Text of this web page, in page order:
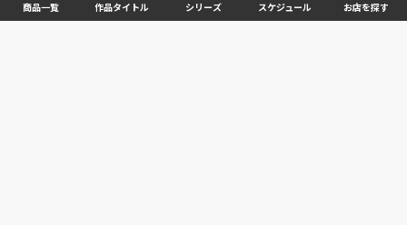
商品一覧 作品タイトル シリーズ スケジュール お店を探す